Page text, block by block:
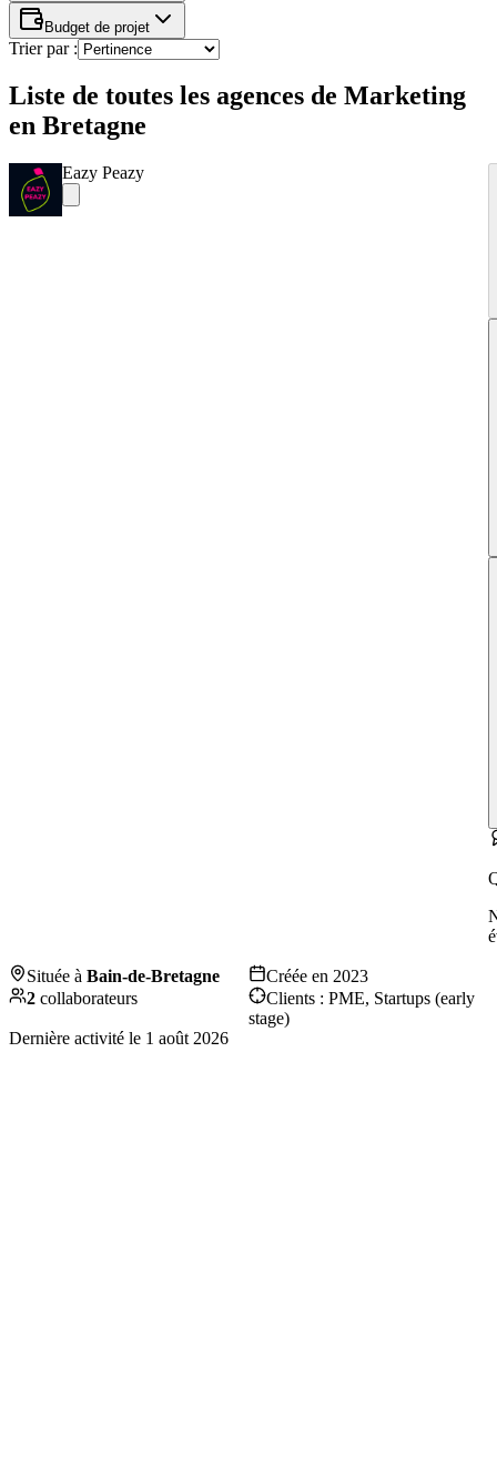
Budget de projet
Trier par :
Liste de toutes les agences de Marketing
en Bretagne
Eazy Peazy
Située à Bain-de-Bretagne Créée en 2023
2 collaborateurs Clients : PME, Startups (early
stage)
Dernière activité le 1 août 2026